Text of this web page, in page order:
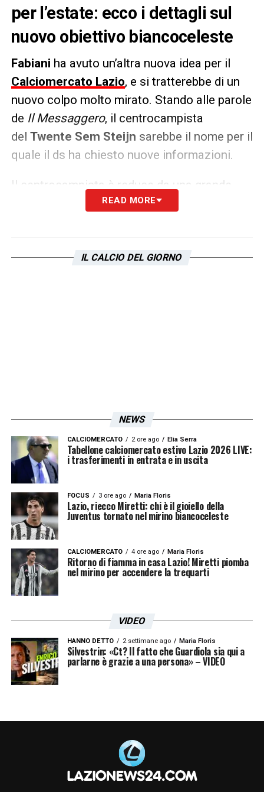
per l’estate: ecco i dettagli sul
nuovo obiettivo biancoceleste
Fabiani ha avuto un’altra nuova idea per il
Calciomercato Lazio, e si tratterebbe di un
nuovo colpo molto mirato. Stando alle parole
de Il Messaggero, il centrocampista
del Twente Sem Steijn sarebbe il nome per il
quale il ds ha chiesto nuove informazioni.
Il centrocampista è reduce da una grande
48 presenzetotali dove sono
di un trequartista classe2001e potrebbe
fare molto comodo aSarriper la prossima
READ MORE
IL CALCIO DEL GIORNO
NEWS
CALCIOMERCATO 2 ore ago Elia Serra
Tabellone calciomercato estivo Lazio 2026 LIVE:
i trasferimenti in entrata e in uscita
FOCUS 3 ore ago Maria Floris
Lazio, riecco Miretti: chi è il gioiello della
Juventus tornato nel mirino biancoceleste
CALCIOMERCATO 4 ore ago Maria Floris
Ritorno di fiamma in casa Lazio! Miretti piomba
nel mirino per accendere la trequarti
VIDEO
HANNO DETTO 2 settimane ago Maria Floris
Silvestrin: «Ct? Il fatto che Guardiola sia qui a
parlarne è grazie a una persona» – VIDEO